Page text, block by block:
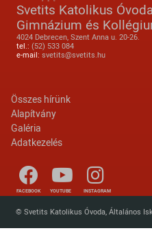
Svetits Katolikus
Gimnázium és
4024 Debrecen, Szent Anna u. 20-26.
tel.: (52) 533 084
e-mail: svetits@svetits.hu
Lábléc 2
Összes hírünk
Alapítvány
Galéria
Adatkezelés
FACEBOOK YOUTUBE INSTAGRAM
© Svetits Katolikus Óvoda, Általános